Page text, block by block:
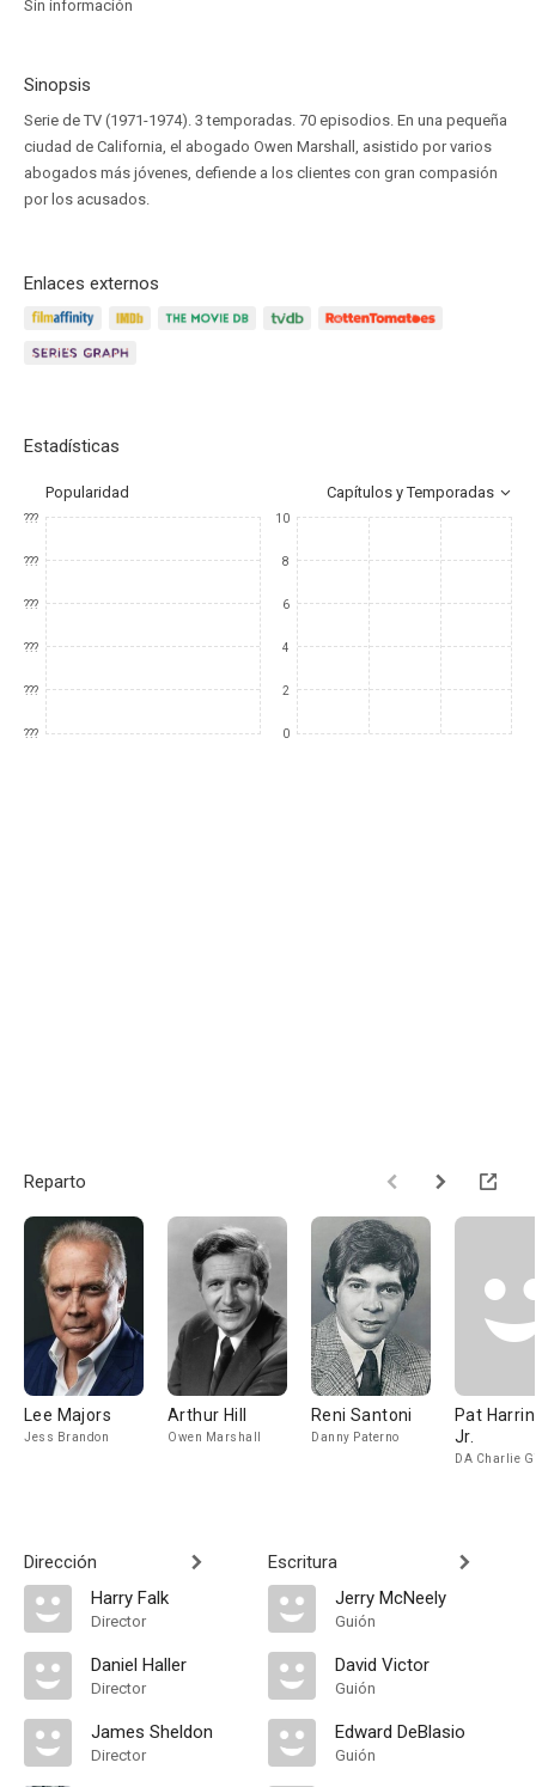
Sin información
Sinopsis
Serie de TV (1971-1974). 3 temporadas. 70 episodios. En una pequeña
ciudad de California, el abogado Owen Marshall, asistido por varios
abogados más jóvenes, defiende a los clientes con gran compasión
por los acusados.
Enlaces externos
Estadísticas
Popularidad Capítulos y Temporadas
???
???
???
???
???
???
10
8
6
4
2
0
Reparto
Lee Majors
Jess Brandon
Arthur Hill
Owen Marshall
Reni Santoni
Danny Paterno
Pat
Jr.
DA Charlie
Dirección
Harry Falk
Director
Daniel Haller
Director
James Sheldon
Director
Escritura
Jerry McNeely
Guión
David Victor
Guión
Edward DeBlasio
Guión